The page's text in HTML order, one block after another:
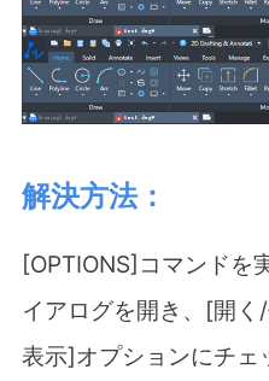
解決方法：
[OPTIONS] コマンドを
イアログを開き、 [開く /
表示]オプションにチェ